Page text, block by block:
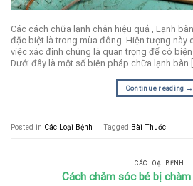
Các cách chữa lạnh chân hiệu quả , Lạnh
đặc biệt là trong mùa đông. Hiện tượng này
việc xác định chúng là quan trọng để có
Dưới đây là một số biện pháp chữa lạnh bàn
Continue reading →
Posted in Các Loại Bệnh | Tagged Bài Thuốc
CÁC LOẠI BỆNH
Cách chăm sóc bé bị